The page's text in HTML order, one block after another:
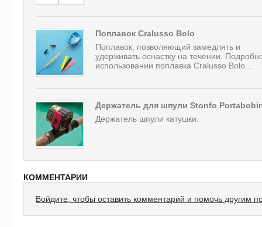
Поплавок Cralusso Bolo
Поплавок, позволяющий замедлять и
удерживать оснастку на течении.
использовании поплавка Cralusso Bolo...
Держатель для шпули Stonfo
Держатель шпули катушки.
КОММЕНТАРИИ
Войдите, чтобы оставить комментарий и помочь другим